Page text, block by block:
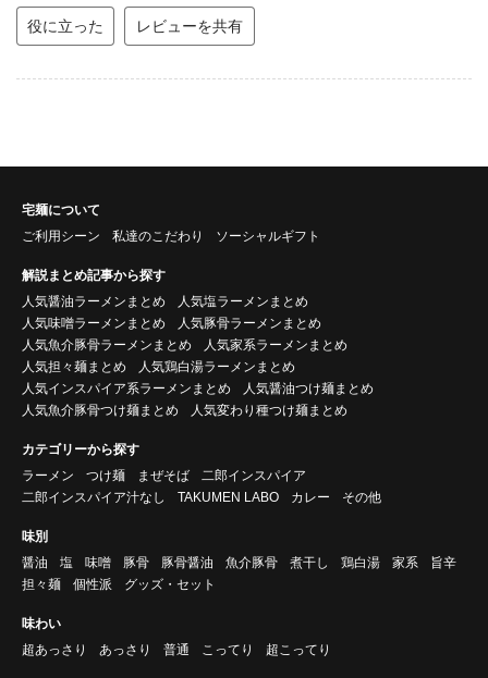
役に立った レビューを共有
宅麺について
ご利用シーン
私達のこだわり ソーシャルギフト
解説まとめ記事から探す
人気醤油ラーメンまとめ
人気塩ラーメンまとめ
人気味噌ラーメンまとめ
人気豚骨ラーメンまとめ
人気魚介豚骨ラーメンまとめ
人気家系ラーメンまとめ
人気担々麺まとめ
人気鶏白湯ラーメンまとめ
人気インスパイア系ラーメンまとめ
人気醤油つけ麺まとめ
人気魚介豚骨つけ麺まとめ
人気変わり種つけ麺まとめ
カテゴリーから探す
ラーメン
つけ麺 まぜそば
二郎インスパイア
二郎インスパイア汁なし
TAKUMEN LABO カレー その他
味別
醤油
塩 味噌 豚骨 豚骨醤油 魚介豚骨 煮干し 鶏白湯 家系
旨辛
担々麺
個性派 グッズ・セット
味わい
超あっさり
あっさり 普通 こってり 超こってり